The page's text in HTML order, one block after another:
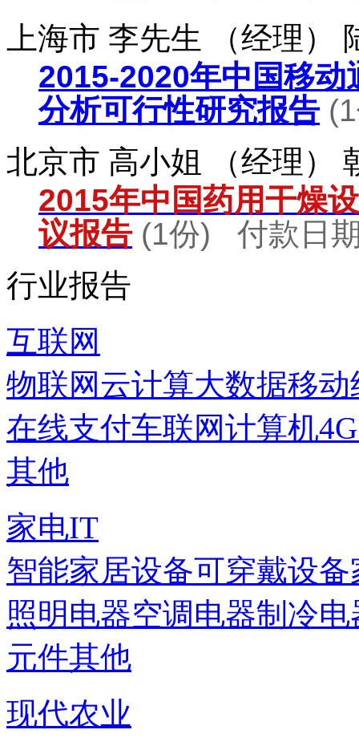
上海市 李先生 （经理）
2015-2020年中国移
分析可行性研究报告(1
北京市 高小姐 （经理）
2015年中国药用干燥
议报告 (1份) 付款日
行业报告
互联网
物联网 云计算大数据移动
在线支付车联网计算机
其他
家电IT
智能家居设备可穿戴设备
照明电器空调电器制冷电
元件其他
现代农业